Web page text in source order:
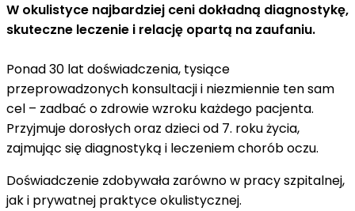
W okulistyce najbardziej ceni dokładną diagnostykę,
skuteczne leczenie i relację opartą na zaufaniu.
Ponad 30 lat doświadczenia, tysiące
przeprowadzonych konsultacji i niezmiennie ten sam
cel – zadbać o zdrowie wzroku każdego pacjenta.
Przyjmuje dorosłych oraz dzieci od 7. roku życia,
zajmując się diagnostyką i leczeniem chorób oczu.
Doświadczenie zdobywała zarówno w pracy szpitalnej,
jak i prywatnej praktyce okulistycznej.